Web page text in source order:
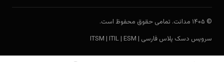
© ۱۴۰۵ مدانت. تمامی حقوق محفوظ است.
سرویس دسک پلاس فارسی | ITSM | ITIL | ESM